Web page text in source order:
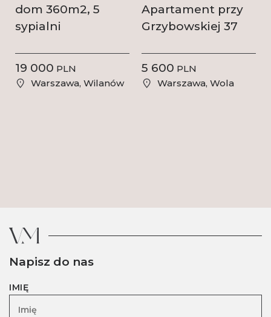
dom 360m2, 5
sypialni
19 000 PLN
Warszawa, Wilanów
Apartament przy
Grzybowskiej 37
5 600 PLN
Warszawa, Wola
Napisz do nas
IMIĘ